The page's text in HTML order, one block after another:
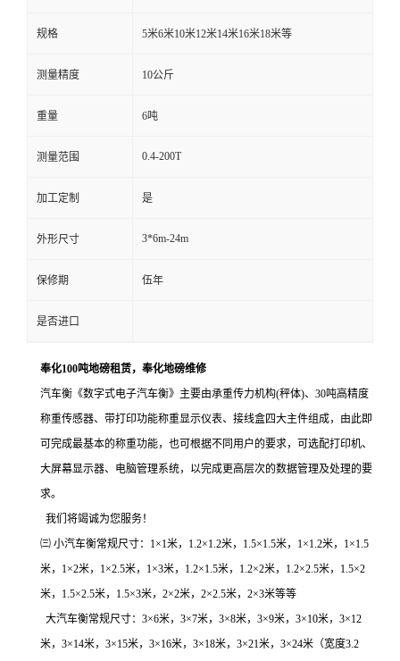
规格 5米6米10米12米14米16米18米等
测量精度 10公斤
重量 6吨
测量范围 0.4-200T
加工定制 是
外形尺寸 3*6m-24m
保修期 伍年
是否进口
奉化100吨地磅租赁，奉化地磅维修
汽车衡《数字式电子汽车衡》主要由承重传力机构(秤体)、30吨高精度
称重传感器、带打印功能称重显示仪表、接线盒四大主件组成，由此即
可完成最基本的称重功能，也可根据不同用户的要求，可选配打印机、
大屏幕显示器、电脑管理系统，以完成更高层次的数据管理及处理的要
求。
我们将竭诚为您服务！
㈢ 小汽车衡常规尺寸： 1×1米， 1.2×1.2米， 1.5×1.5米， 1×1.2米， 1×1.5
米， 1×2米， 1×2.5米， 1×3米， 1.2×1.5米， 1.2×2米， 1.2×2.5米， 1.5×2
米， 1.5×2.5米， 1.5×3米， 2×2米， 2×2.5米， 2×3米等等
大汽车衡常规尺寸：3×6米，3×7米，3×8米，3×9米，3×10米，3×12
米，3×14米，3×15米，3×16米，3×18米，3×21米，3×24米（宽度3.2